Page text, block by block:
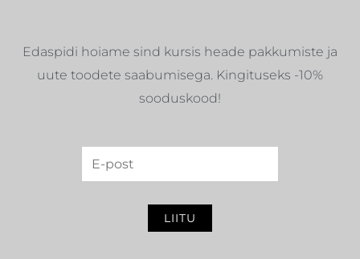
Edaspidi hoiame sind kursis heade pakkumiste ja
uute toodete saabumisega. Kingituseks -10%
sooduskood!
LIITU